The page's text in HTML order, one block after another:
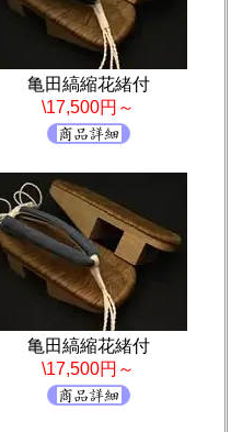
亀田縞縮花緒付
\17,500円～
亀田縞縮花緒付
\17,500円～